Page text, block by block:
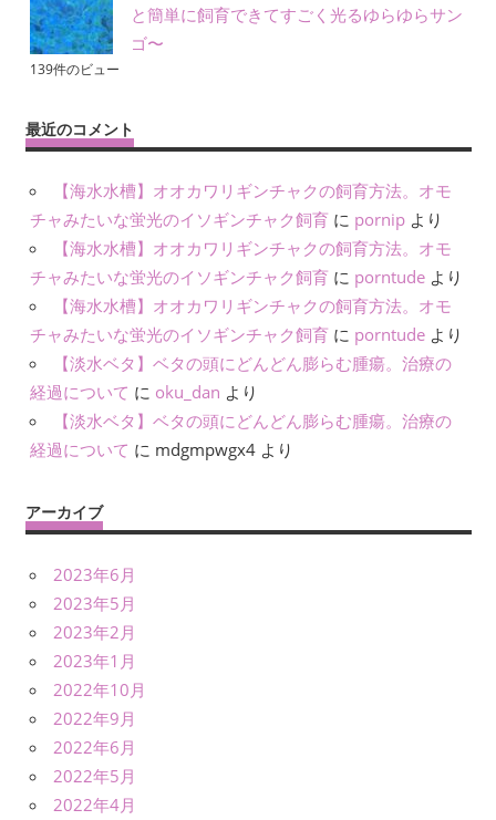
と簡単に飼育できてすごく光るゆらゆらサン
ゴ〜
139件のビュー
最近のコメント
【海水水槽】オオカワリギンチャクの飼育方法。オモ
チャみたいな蛍光のイソギンチャク飼育 に pornip より
【海水水槽】オオカワリギンチャクの飼育方法。オモ
チャみたいな蛍光のイソギンチャク飼育 に porntude より
【海水水槽】オオカワリギンチャクの飼育方法。オモ
チャみたいな蛍光のイソギンチャク飼育 に porntude より
【淡水ベタ】ベタの頭にどんどん膨らむ腫瘍。治療の
経過について に oku_dan より
【淡水ベタ】ベタの頭にどんどん膨らむ腫瘍。治療の
経過について に mdgmpwgx4 より
アーカイブ
2023年6月
2023年5月
2023年2月
2023年1月
2022年10月
2022年9月
2022年6月
2022年5月
2022年4月